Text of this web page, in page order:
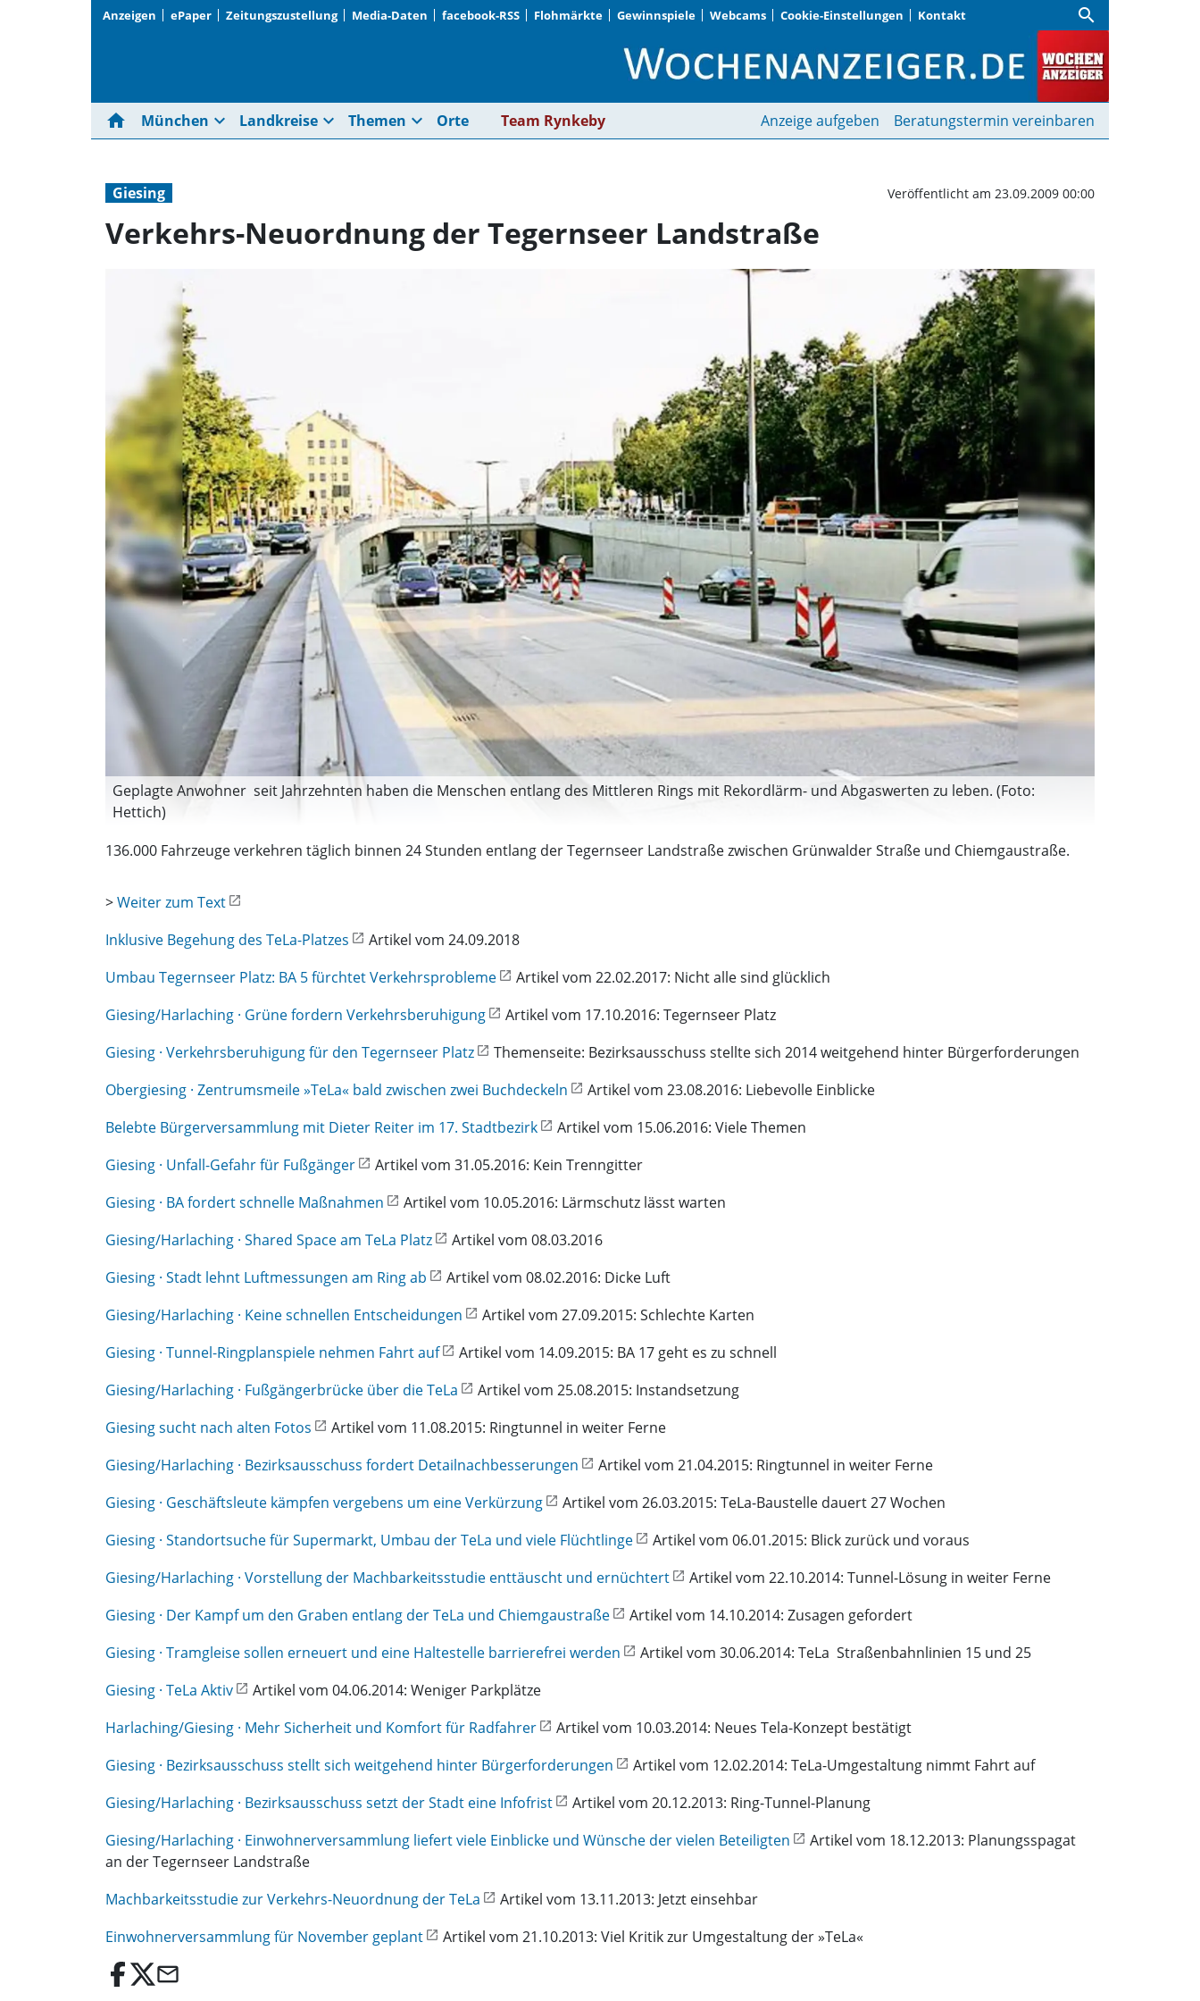
Anzeigen ePaper Zeitungszustellung Media-Daten facebook-RSS Flohmärkte Gewinnspiele Webcams Cookie-Einstellungen Kontakt search
Verkehrs-Neuordnung der Tegernseer
home München expand_more Landkreise expand_more Themen expand_more Orte Team Rynkeby Anzeige aufgeben Beratungstermin vereinbaren
Giesing Veröffentlicht am 23.09.2009 00:00
Verkehrs-Neuordnung der Tegernseer Landstraße
Geplagte Anwohner  seit Jahrzehnten haben die Menschen entlang des Mittleren Rings mit Rekordlärm- und Abgaswerten zu leben. (Foto:
Hettich)
136.000 Fahrzeuge verkehren täglich binnen 24 Stunden entlang der Tegernseer Landstraße zwischen Grünwalder Straße und Chiemgaustraße.
>Weiter zum Text
Inklusive Begehung des TeLa-Platzes
Artikel vom 24.09.2018
Umbau Tegernseer Platz: BA 5 fürchtet Verkehrsprobleme
Artikel vom 22.02.2017: Nicht alle sind glücklich
Giesing/Harlaching · Grüne fordern Verkehrsberuhigung
Artikel vom 17.10.2016: Tegernseer Platz
Giesing · Verkehrsberuhigung für den Tegernseer Platz
Themenseite: Bezirksausschuss stellte sich 2014 weitgehend hinter Bürgerforderungen
Obergiesing · Zentrumsmeile »TeLa« bald zwischen zwei Buchdeckeln
Artikel vom 23.08.2016: Liebevolle Einblicke
Belebte Bürgerversammlung mit Dieter Reiter im 17. Stadtbezirk
Artikel vom 15.06.2016: Viele Themen
Giesing · Unfall-Gefahr für Fußgänger
Artikel vom 31.05.2016: Kein Trenngitter
Giesing · BA fordert schnelle Maßnahmen
Artikel vom 10.05.2016: Lärmschutz lässt warten
Giesing/Harlaching · Shared Space am TeLa Platz
Artikel vom 08.03.2016
Giesing · Stadt lehnt Luftmessungen am Ring ab
Artikel vom 08.02.2016: Dicke Luft
Giesing/Harlaching · Keine schnellen Entscheidungen
Artikel vom 27.09.2015: Schlechte Karten
Giesing · Tunnel-Ringplanspiele nehmen Fahrt auf
Artikel vom 14.09.2015: BA 17 geht es zu schnell
Giesing/Harlaching · Fußgängerbrücke über die TeLa
Artikel vom 25.08.2015: Instandsetzung
Giesing sucht nach alten Fotos
Artikel vom 11.08.2015: Ringtunnel in weiter Ferne
Giesing/Harlaching · Bezirksausschuss fordert Detailnachbesserungen
Artikel vom 21.04.2015: Ringtunnel in weiter Ferne
Giesing · Geschäftsleute kämpfen vergebens um eine Verkürzung
Artikel vom 26.03.2015: TeLa-Baustelle dauert 27 Wochen
Giesing · Standortsuche für Supermarkt, Umbau der TeLa und viele Flüchtlinge
Artikel vom 06.01.2015: Blick zurück und voraus
Giesing/Harlaching · Vorstellung der Machbarkeitsstudie enttäuscht und ernüchtert
Artikel vom 22.10.2014: Tunnel-Lösung in weiter Ferne
Giesing · Der Kampf um den Graben entlang der TeLa und Chiemgaustraße
Artikel vom 14.10.2014: Zusagen gefordert
Giesing · Tramgleise sollen erneuert und eine Haltestelle barrierefrei werden
Artikel vom 30.06.2014: TeLa  Straßenbahnlinien 15 und 25
Giesing · TeLa Aktiv
Artikel vom 04.06.2014: Weniger Parkplätze
Harlaching/Giesing · Mehr Sicherheit und Komfort für Radfahrer
Artikel vom 10.03.2014: Neues Tela-Konzept bestätigt
Giesing · Bezirksausschuss stellt sich weitgehend hinter Bürgerforderungen
Artikel vom 12.02.2014: TeLa-Umgestaltung nimmt Fahrt auf
Giesing/Harlaching · Bezirksausschuss setzt der Stadt eine Infofrist
Artikel vom 20.12.2013: Ring-Tunnel-Planung
Giesing/Harlaching · Einwohnerversammlung liefert viele Einblicke und Wünsche der vielen Beteiligten
Artikel vom 18.12.2013: Planungsspagat
an der Tegernseer Landstraße
Machbarkeitsstudie zur Verkehrs-Neuordnung der TeLa
Artikel vom 13.11.2013: Jetzt einsehbar
Einwohnerversammlung für November geplant
Artikel vom 21.10.2013: Viel Kritik zur Umgestaltung der »TeLa«
email